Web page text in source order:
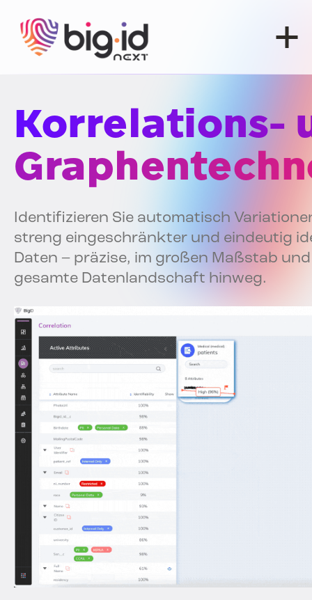
Korrelations-
Identifizieren Sie automatisch
streng eingeschränkter und eindeutig
Daten – präzise, im großen Maßstab
gesamte Datenlandschaft hinweg.